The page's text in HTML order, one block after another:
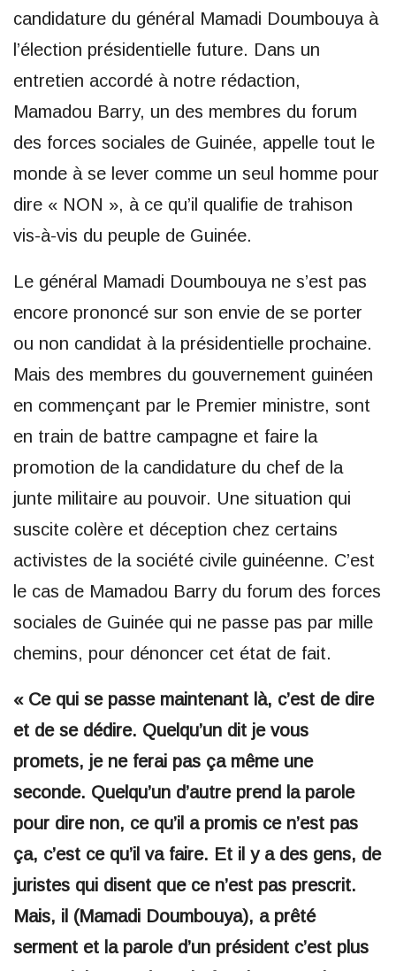
candidature du général Mamadi Doumbouya à
l’élection présidentielle future. Dans un
entretien accordé à notre rédaction,
Mamadou Barry, un des membres du forum
des forces sociales de Guinée, appelle tout le
monde à se lever comme un seul homme pour
dire « NON », à ce qu’il qualifie de trahison
vis-à-vis du peuple de Guinée.
Le général Mamadi Doumbouya ne s’est pas
encore prononcé sur son envie de se porter
ou non candidat à la présidentielle prochaine.
Mais des membres du gouvernement guinéen
en commençant par le Premier ministre, sont
en train de battre campagne et faire la
promotion de la candidature du chef de la
junte militaire au pouvoir. Une situation qui
suscite colère et déception chez certains
activistes de la société civile guinéenne. C’est
le cas de Mamadou Barry du forum des forces
sociales de Guinée qui ne passe pas par mille
chemins, pour dénoncer cet état de fait.
« Ce qui se passe maintenant là, c’est de dire
et de se dédire. Quelqu’un dit je vous
promets, je ne ferai pas ça même une
seconde. Quelqu’un d’autre prend la parole
pour dire non, ce qu’il a promis ce n’est pas
ça, c’est ce qu’il va faire. Et il y a des gens, de
juristes qui disent que ce n’est pas prescrit.
Mais, il (Mamadi Doumbouya), a prêté
serment et la parole d’un président c’est plus